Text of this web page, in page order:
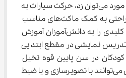
یکی از مثال‌هایی که در این مورد می‌توان زد، حرکت سیارات به
دور خورشید است که به راحتی به کمک ماکت‌های مناسب
می‌توان این مفهوم مهم و کلیدی را به دانش‌آموزان آموزش
نمایشی در مقطع ابتدایی
کودکان در سن پایین قوه تخیل
بسیار قوی دارند، به راحتی می‌توانند با تصویرسازی و یا ضبط